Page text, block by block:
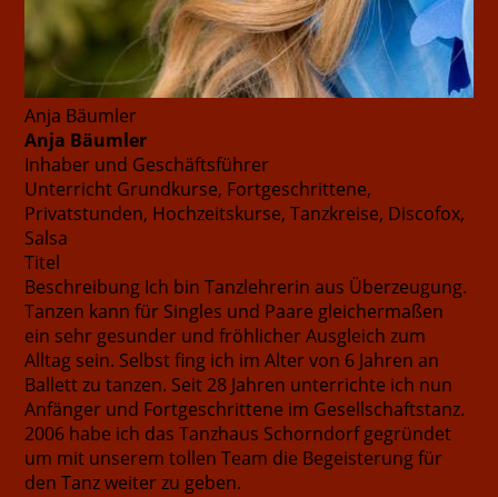
Anja Bäumler
Anja Bäumler
Inhaber und Geschäftsführer
Unterricht Grundkurse, Fortgeschrittene,
Privatstunden, Hochzeitskurse, Tanzkreise, Discofox,
Salsa
Titel
Beschreibung Ich bin Tanzlehrerin aus Überzeugung.
Tanzen kann für Singles und Paare gleichermaßen
ein sehr gesunder und fröhlicher Ausgleich zum
Alltag sein. Selbst fing ich im Alter von 6 Jahren an
Ballett zu tanzen. Seit 28 Jahren unterrichte ich nun
Anfänger und Fortgeschrittene im Gesellschaftstanz.
2006 habe ich das Tanzhaus Schorndorf gegründet
um mit unserem tollen Team die Begeisterung für
den Tanz weiter zu geben.